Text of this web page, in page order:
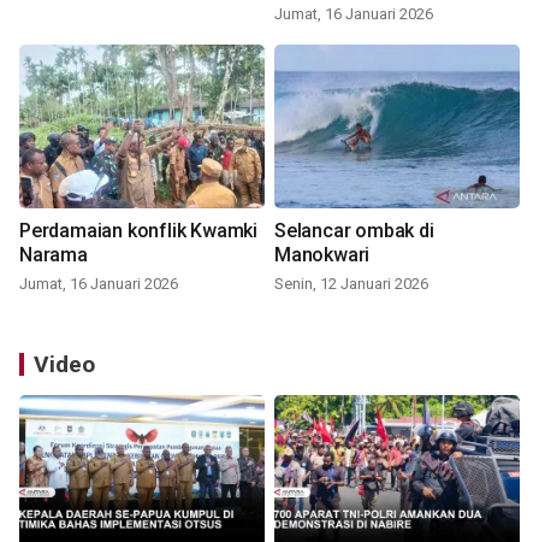
Jumat, 16 Januari 2026
Perdamaian konflik Kwamki
Narama
Jumat, 16 Januari 2026
Selancar ombak di
Manokwari
Senin, 12 Januari 2026
Video